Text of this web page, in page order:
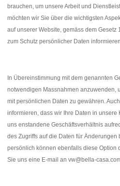
brauchen, um unsere Arbeit und
möchten wir Sie über die wichtigsten
auf unserer Website, gemäss dem
zum Schutz persönlicher Daten
In Übereinstimmung mit dem genannten
notwendigen Massnahmen anzuwenden,
mit persönlichen Daten zu gewähren.
informieren, dass wir Ihre Daten in
uns enstandene Geschäftsverhältnis
des Zugriffs auf die Daten für Änderungen
persönlich können ebenfalls diese Option
Sie uns eine E-mail an vw@bella-